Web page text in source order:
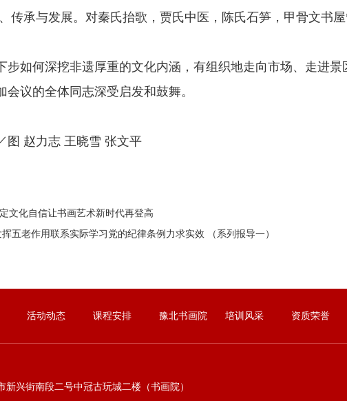
传承与发展。对秦氏抬歌，贾氏中医，陈氏石笋，甲骨文书
如何深挖非遗厚重的文化内涵，有组织地走向市场、走进景
会议的全体同志深受启发和鼓舞。
赵力志 王晓雪 张文平
文化自信让书画艺术新时代再登高
挥五老作用联系实际学习党的纪律条例力求实效 （系列报导一）
活动动态 课程安排 豫北书画院 培训风采 资质荣誉
兴街南段二号中冠古玩城二楼（书画院）